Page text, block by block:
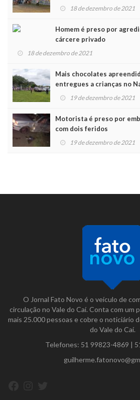
Noel 18 de dezembro de 2021
Homem é preso por
cárcere privado
18 de dezembro de 2021
Mais chocolates
entregues a crianças no
19 de dezembro de 2021
Motorista é preso por
com dois feridos
19 de dezembro de 2021
O Jornal Fato Novo é o veículo de
circulação no Vale do Caí. Conta com um
mais 25.000 pessoas e cobre o noticiário
do Vale do Caí.
Telefones: 51 99823-4869 |